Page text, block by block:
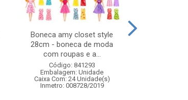
Boneca amy closet style
28cm - boneca de moda
com roupas e a...
Código: 841293
Embalagem: Unidade
Caixa Com: 24 Unidade(s)
Inmetro: 008728/2019